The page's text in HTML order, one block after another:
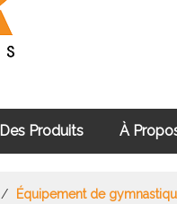
Des Produits À
/ Équipement de